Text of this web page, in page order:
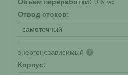
Объем переработки: 0.6 м3
Отвод стоков:
самотечный
энергонезависимый ?
Корпус: